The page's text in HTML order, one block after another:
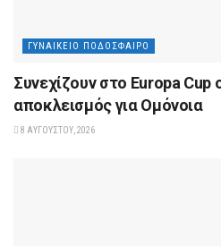
ΓΥΝΑΙΚΕΊΟ ΠΟΔΌΣΦΑΙΡΟ
Συνεχίζουν στο Europa
αποκλεισμός για Ομόνοια
8 ΑΥΓΟΎΣΤΟΥ, 2026